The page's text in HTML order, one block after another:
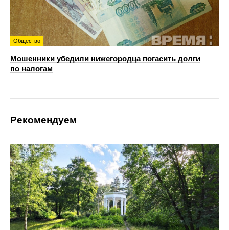
Общество
Мошенники убедили нижегородца погасить долги
по налогам
Рекомендуем